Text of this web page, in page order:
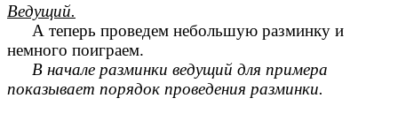
Ведущий.
А теперь проведем небольшую разминку и
немного поиграем.
В начале разминки ведущий для примера
показывает порядок проведения разминки.